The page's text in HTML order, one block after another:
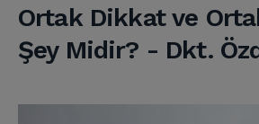
Ortak Dikkat ve
Şey Midir? - Dkt.